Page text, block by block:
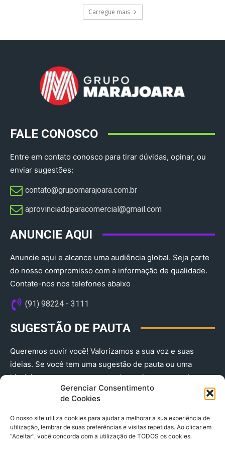
Gerenciar Consentimento
de Cookies
O nosso site utiliza cookies para ajudar a melhorar a sua experiência de
utilização, lembrar de suas preferências e visitas repetidas. Ao clicar em
“Aceitar”, você concorda com a utilização de TODOS os cookies.
Carregue mais
FALE CONOSCO
Entre em contato conosco para tirar dúvidas, opinar, ou
enviar sugestões:
contato@grupomarajoara.com.br
aprovinciadoparacomercial@gmail.com​
ANUNCIE AQUI
Anuncie aqui e alcance uma audiência global. Seja parte
do nosso compromisso com a informação de qualidade.
Contate-nos nos telefones abaixo
(91) 98224 - 3111
SUGESTÃO DE PAUTA
Queremos ouvir você! Valorizamos a sua voz e suas
ideias. Se você tem uma sugestão de pauta ou uma
história que merece ser contada, envie-nos agora!
(91) 98224 - 3111